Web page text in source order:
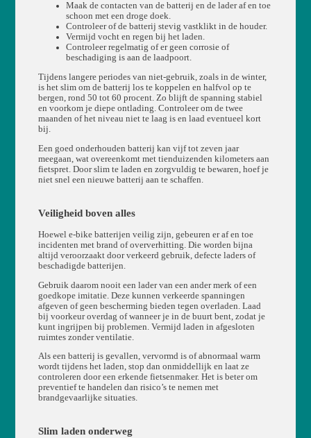
Maak de contacten van de batterij en de lader af en toe
schoon met een droge doek.
Controleer of de batterij stevig vastklikt in de houder.
Vermijd vocht en regen bij het laden.
Controleer regelmatig of er geen corrosie of
beschadiging is aan de laadpoort.
Tijdens langere periodes van niet-gebruik, zoals in de winter,
is het slim om de batterij los te koppelen en halfvol op te
bergen, rond 50 tot 60 procent. Zo blijft de spanning stabiel
en voorkom je diepe ontlading. Controleer om de twee
maanden of het niveau niet te laag is en laad eventueel kort
bij.
Een goed onderhouden batterij kan vijf tot zeven jaar
meegaan, wat overeenkomt met tienduizenden kilometers aan
fietspret. Door slim te laden en zorgvuldig te bewaren, hoef je
niet snel een nieuwe batterij aan te schaffen.
Veiligheid boven alles
Hoewel e-bike batterijen veilig zijn, gebeuren er af en toe
incidenten met brand of oververhitting. Die worden bijna
altijd veroorzaakt door verkeerd gebruik, defecte laders of
beschadigde batterijen.
Gebruik daarom nooit een lader van een ander merk of een
goedkope imitatie. Deze kunnen verkeerde spanningen
afgeven of geen bescherming bieden tegen overladen. Laad
bij voorkeur overdag of wanneer je in de buurt bent, zodat je
kunt ingrijpen bij problemen. Vermijd laden in afgesloten
ruimtes zonder ventilatie.
Als een batterij is gevallen, vervormd is of abnormaal warm
wordt tijdens het laden, stop dan onmiddellijk en laat ze
controleren door een erkende fietsenmaker. Het is beter om
preventief te handelen dan risico’s te nemen met
brandgevaarlijke situaties.
Slim laden onderweg